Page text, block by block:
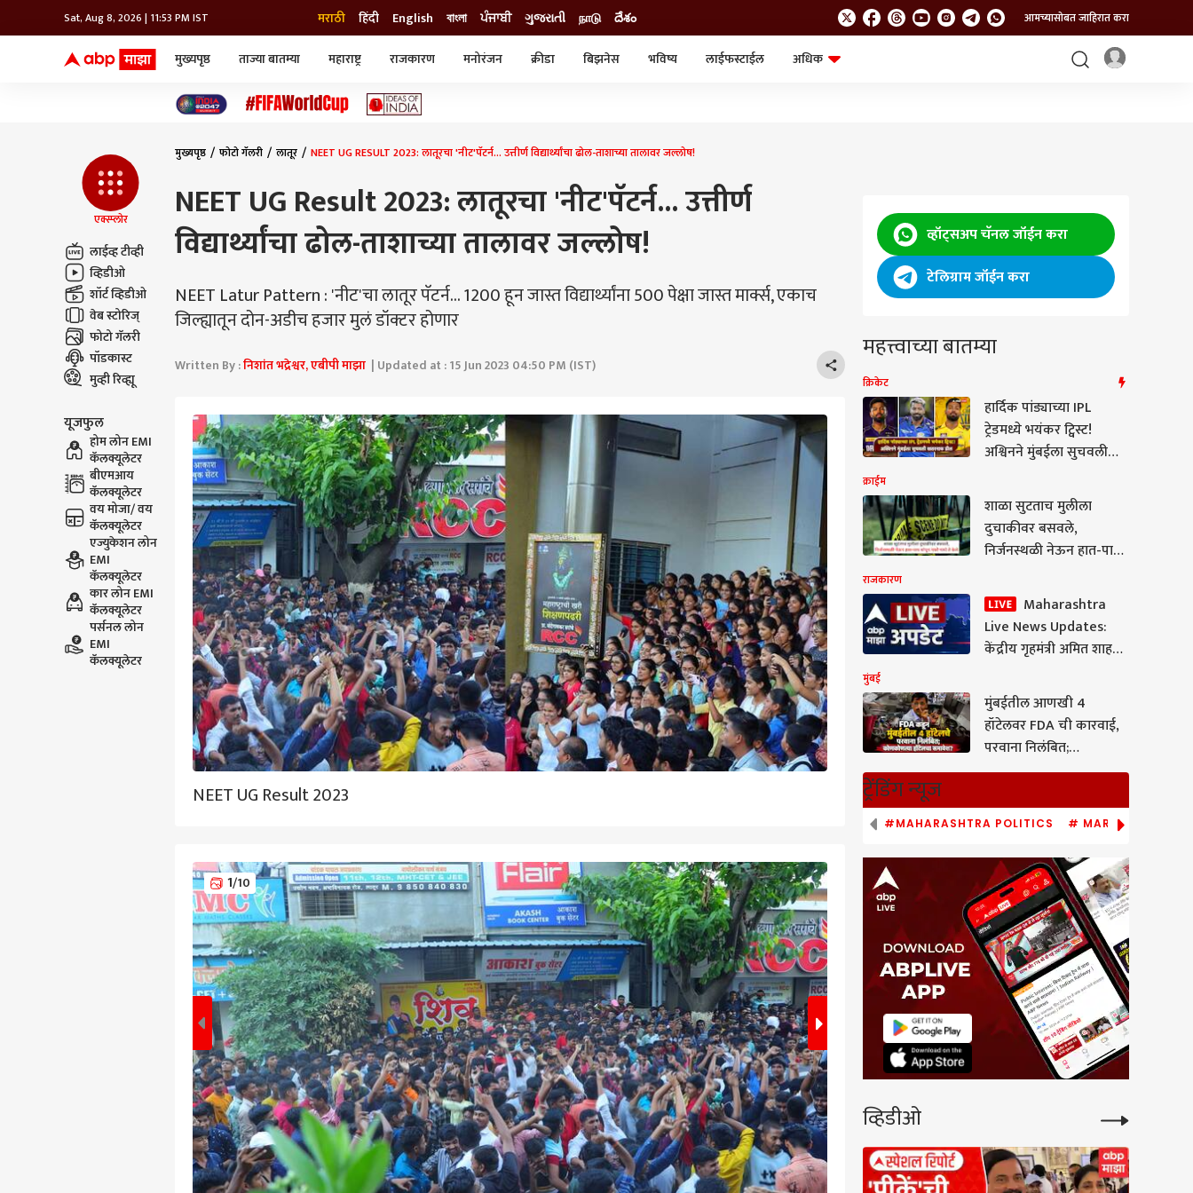
Sat, Aug 8, 2026 | 11:53 PM IST मराठी हिंदी English বাংলা ਪੰਜਾਬੀ ગુજરાતી நாடு దేశం आमच्यासोबत जाहिरात करा
मुख्यपृष्ठ ताज्या बातम्या महाराष्ट्र राजकारण मनोरंजन क्रीडा बिझनेस भविष्य लाईफस्टाईल
अधिक
कोल्हापूर
नवी मुंबई
अमरावती
अकोला
एक्स्प्लोर
लाईव्ह टीव्ही
व्हिडीओ
शॉर्ट व्हिडीओ
वेब स्टोरिज्
फोटो गॅलरी
पॉडकास्ट
मुव्ही रिव्ह्यू
यूजफुल
होम लोन EMI
कॅलक्यूलेटर
बीएमआय
कॅलक्यूलेटर
वय मोजा/ वय
कॅलक्यूलेटर
एज्युकेशन लोन
EMI
कॅलक्यूलेटर
कार लोन EMI
कॅलक्यूलेटर
पर्सनल लोन
EMI
कॅलक्यूलेटर
मुख्यपृष्ठ फोटो गॅलरी लातूर NEET UG RESULT 2023: लातूरचा 'नीट'पॅटर्न... उत्तीर्ण विद्यार्थ्यांचा ढोल-ताशाच्या तालावर जल्लोष!
NEET UG Result 2023: लातूरचा 'नीट'पॅटर्न... उत्तीर्ण
विद्यार्थ्यांचा ढोल-ताशाच्या तालावर जल्लोष!
NEET Latur Pattern : 'नीट'चा लातूर पॅटर्न... 1200 हून जास्त विद्यार्थ्यांना 500 पेक्षा जास्त मार्क्स, एकाच
जिल्ह्यातून दोन-अडीच हजार मुलं डॉक्टर होणार
Written By :निशांत भद्रेश्वर, एबीपी माझा | Updated at : 15 Jun 2023 04:50 PM (IST)
NEET UG Result 2023
1/10 2/10
व्हॉट्सअप चॅनल जॉईन करा
टेलिग्राम जॉईन करा
महत्त्वाच्या बातम्या
क्रिकेट
हार्दिक पांड्याच्या IPL
ट्रेडमध्ये भयंकर ट्विस्ट!
अश्विनने मुंबईला सुचवली
षटकार ठोकणाऱ्या खेळाडूला
मागितले अन्...
क्राईम
शाळा सुटताच मुलीला
दुचाकीवर बसवले,
निर्जनस्थळी नेऊन हात-पाय
मुंबईच्या माहिममधील
हादरवणारी घटना, पीडितेसह
आरोपीही अल्पवयीन
राजकारण
Maharashtra
Live News Updates:
केंद्रीय गृहमंत्री अमित शाह
मुंबई
मुंबईतील आणखी 4
हॉटेलवर FDA ची कारवाई,
परवाना निलंबित;
कोणकोणत्या हॉटेल्सचा
ट्रेंडिंग न्यूज
#MAHARASHTRA POLITICS # MARATHI NEWS
व्हिडीओ
पर्सनल कॉर्नर